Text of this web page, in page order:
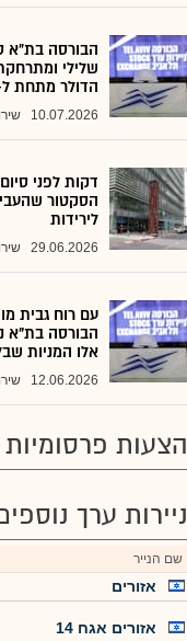
הבורסה בת״א
שלילי
הדולר מתחת ל-3
10.07.2026
דקות לפני
הסקטור
לירידות
29.06.2026
עם רוח גבית
הבורסה בת"א
אלו המניות
12.06.2026
הצעות פרסומיות
ניירות ערך
שם הנייר
אזורים
אזורים אגח 14